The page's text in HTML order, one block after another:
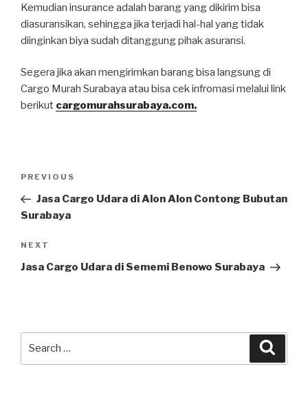
Kemudian insurance adalah barang yang dikirim bisa
diasuransikan, sehingga jika terjadi hal-hal yang tidak
diinginkan biya sudah ditanggung pihak asuransi.
Segera jika akan mengirimkan barang bisa langsung di
Cargo Murah Surabaya atau bisa cek infromasi melalui link
berikut cargomurahsurabaya.com.
PREVIOUS
Jasa Cargo Udara di Alon Alon Contong Bubutan
Surabaya
NEXT
Jasa Cargo Udara di Sememi Benowo Surabaya